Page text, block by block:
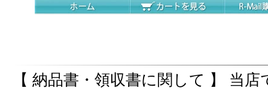
【 納品書・領収書に関して 】 当